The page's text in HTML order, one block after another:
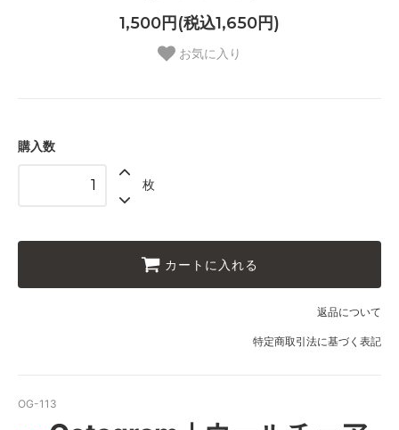
1,500円(税込1,650円)
お気に入り
購入数
枚
カートに入れる
返品について
特定商取引法に基づく表記
OG-113